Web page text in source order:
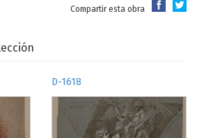
Compartir esta obra
D-1618